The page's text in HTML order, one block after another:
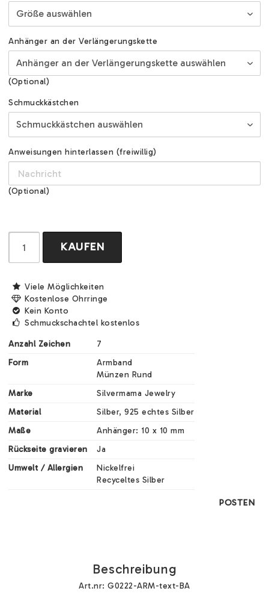
Anhänger an der Verlängerungskette
(Optional)
Schmuckkästchen
Anweisungen hinterlassen (freiwillig)
(Optional)
KAUFEN
Viele Möglichkeiten
Kostenlose Ohrringe
Kein Konto
Schmuckschachtel kostenlos
Anzahl Zeichen
7
Form
Armband
Münzen Rund
Marke
Silvermama Jewelry
Material
Silber, 925 echtes Silber
Maße
Anhänger: 10 x 10 mm
Rückseite gravieren
Ja
Umwelt / Allergien
Nickelfrei
Recyceltes Silber
POSTEN
Beschreibung
Art.nr: G0222-ARM-text-BA